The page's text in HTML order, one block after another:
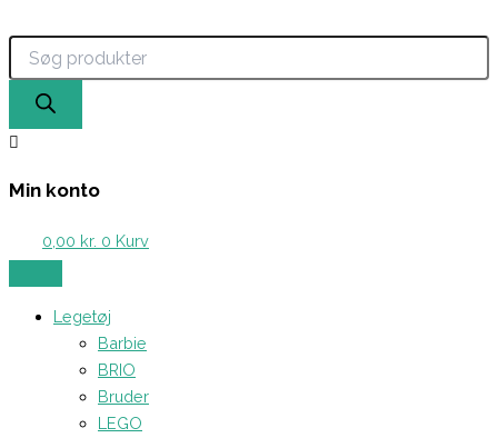
til
indholdet
search
Min konto
0,00 kr. 0 Kurv
Legetøj
Barbie
BRIO
Bruder
LEGO